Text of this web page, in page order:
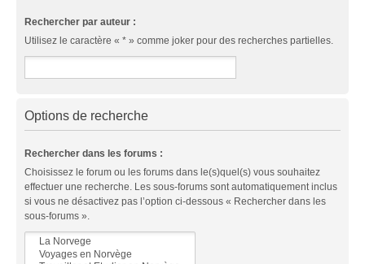
Rechercher par auteur :
Utilisez le caractère « * » comme joker pour des recherches partielles.
Options de recherche
Rechercher dans les forums :
Choisissez le forum ou les forums dans le(s)quel(s) vous souhaitez
effectuer une recherche. Les sous-forums sont automatiquement inclus
si vous ne désactivez pas l’option ci-dessous « Rechercher dans les
sous-forums ».